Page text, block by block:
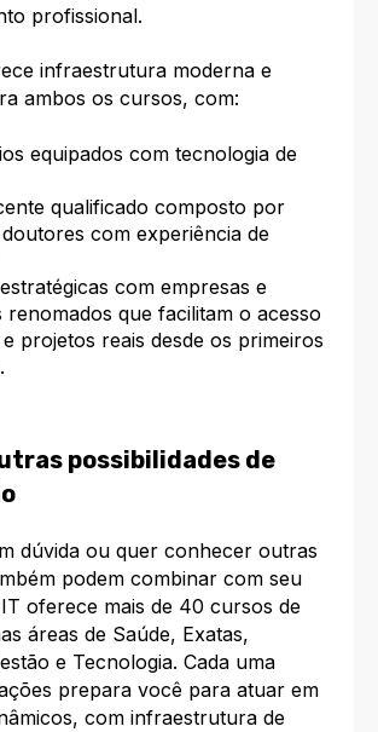
profissional.
infraestrutura moderna e
ambos os cursos, com:
equipados com tecnologia de
qualificado composto por
com experiência de
com empresas e
renomados que facilitam o acesso
projetos reais desde os primeiros
possibilidades de
dúvida ou quer conhecer outras
podem combinar com seu
oferece mais de 40 cursos de
áreas de Saúde, Exatas,
e Tecnologia. Cada uma
prepara você para atuar em
com infraestrutura de